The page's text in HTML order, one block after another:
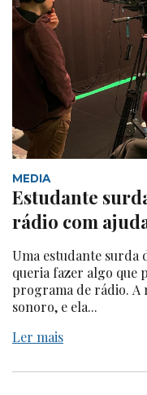
MEDIA
Estudante
rádio com
Uma estudante surda
queria fazer algo que
programa de rádio. A
sonoro, e ela...
Ler mais